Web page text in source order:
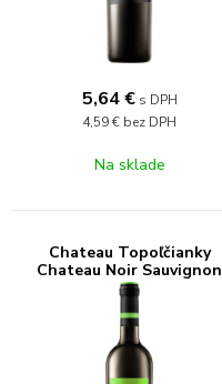
5,64 € s DPH
4,59 € bez DPH
Na sklade
Chateau Topoľčianky
Chateau Noir Sauvignon
12,5% 0,75l